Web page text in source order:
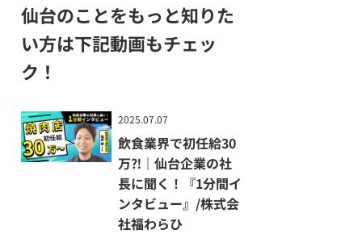
全員で会社をつくり上げていく
方針を大切にしているとのこ
と。ヘルパー一人ひとりが、自
ービスの提案などを主体的に行
っています。
利用者からの嬉しかった言葉と
して、「（遠方にいる）自分の
家族よりもヘルパーに看取って
仙台のことをもっと知りた
い方は下記動画もチェッ
ク！
2025.07.07
飲食業界で初任給30
万⁈｜仙台企業の社
長に聞く！『1分間イ
ンタビュー』/株式会
社福わらひ